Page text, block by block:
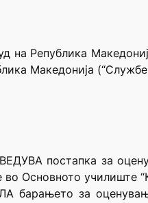
на Република
Македонија
постапка за
во Основното училиште
барањето за